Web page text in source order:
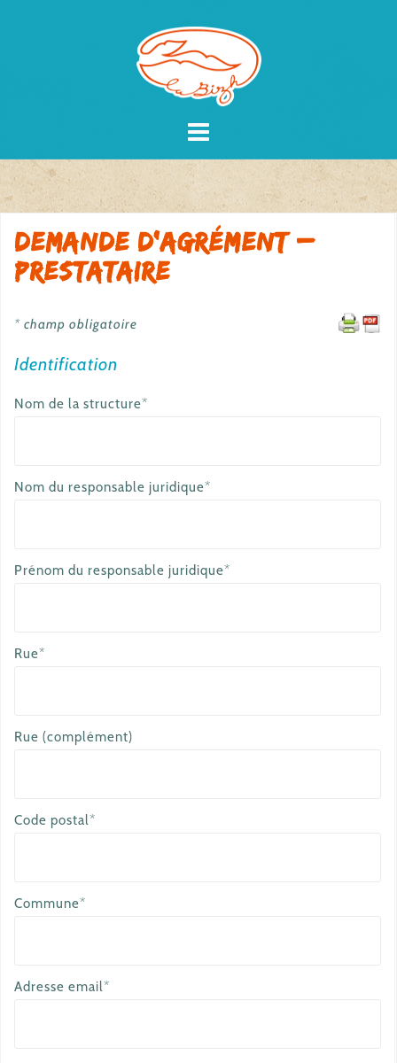
Demande d’agrément –
Prestataire
* champ obligatoire
Identification
Nom de la structure*
Nom du responsable juridique*
Prénom du responsable juridique*
Rue*
Rue (complément)
Code postal*
Commune*
Adresse email*